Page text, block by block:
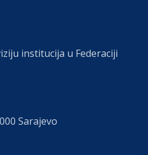
institucija u Federaciji
Sarajevo